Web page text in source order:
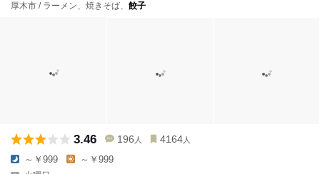
厚木市 / ラーメン、焼きそば、 餃子
3.46 196 人 4164 人
～￥999 ～￥999